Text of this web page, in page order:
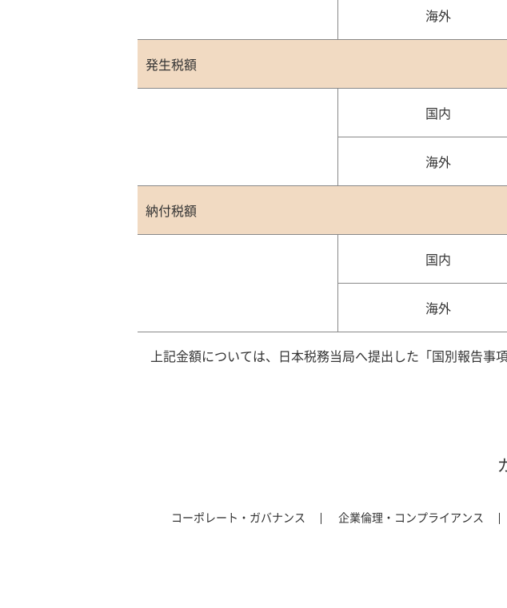
海外
発生税額
国内
海外
納付税額
国内
海外
上記金額については、日本税務当局へ提出した「国別報告事
コーポレート・ガバナンス 企業倫理・コンプライアンス